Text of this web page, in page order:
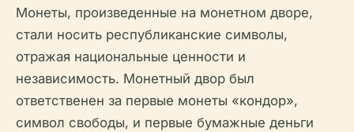
Монеты, произведенные на монетном дворе,
стали носить республиканские символы,
отражая национальные ценности и
независимость. Монетный двор был
ответственен за первые монеты «кондор»,
символ свободы, и первые бумажные деньги